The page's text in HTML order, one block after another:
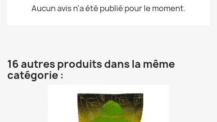
Aucun avis n'a été publié pour le moment.
16 autres produits dans la même
catégorie :